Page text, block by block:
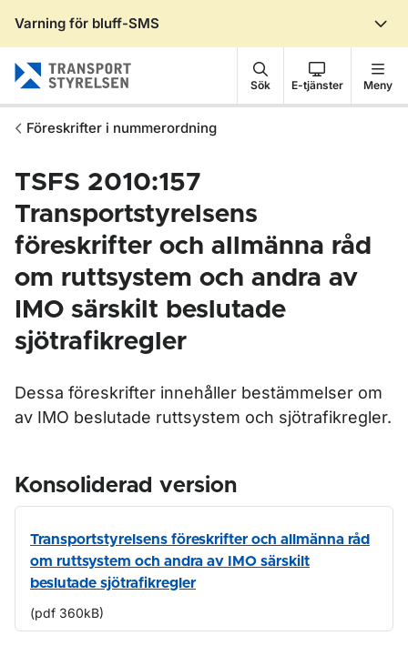
Varning för bluff-SMS
Sök E-tjänster Meny
Föreskrifter i nummerordning
TSFS 2010:157
Transportstyrelsens
föreskrifter och allmänna råd
om ruttsystem och andra av
IMO särskilt beslutade
sjötrafikregler
Dessa föreskrifter innehåller bestämmelser om
av IMO beslutade ruttsystem och sjötrafikregler.
Konsoliderad version
Transportstyrelsens föreskrifter och allmänna råd
om ruttsystem och andra av IMO särskilt
beslutade sjötrafikregler
(pdf 360kB)